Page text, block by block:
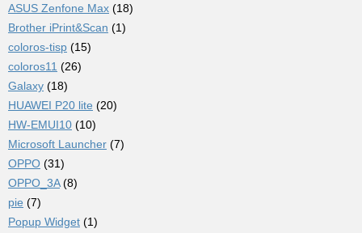
ASUS Zenfone Max (18)
Brother iPrint&Scan (1)
coloros-tisp (15)
coloros11 (26)
Galaxy (18)
HUAWEI P20 lite (20)
HW-EMUI10 (10)
Microsoft Launcher (7)
OPPO (31)
OPPO_3A(8)
pie (7)
Popup Widget (1)